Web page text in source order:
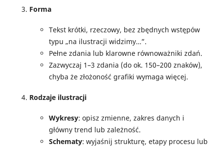
Forma
Tekst krótki, rzeczowy, bez zbędnych wstępów
typu „na ilustracji widzimy…”.
Pełne zdania lub klarowne równoważniki zdań.
Zazwyczaj 1–3 zdania (do ok. 150–200 znaków),
chyba że złożoność grafiki wymaga więcej.
Rodzaje ilustracji
Wykresy: opisz zmienne, zakres danych i
główny trend lub zależność.
Schematy: wyjaśnij strukturę, etapy procesu lub